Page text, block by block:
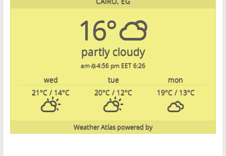
16°
partly cloudy
6:26 am
4:56 pm EET
mon
tue
wed
19°C/ 13°C
20°C / 12°C
21°C / 14°C
powered by
Weather Atlas